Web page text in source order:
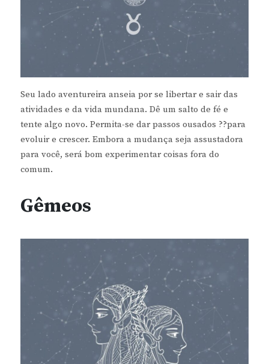
Seu lado aventureira anseia por se libertar e sair das
atividades e da vida mundana. Dê um salto de fé e
tente algo novo. Permita-se dar passos ousados ??para
evoluir e crescer. Embora a mudança seja assustadora
para você, será bom experimentar coisas fora do
comum.
Gêmeos